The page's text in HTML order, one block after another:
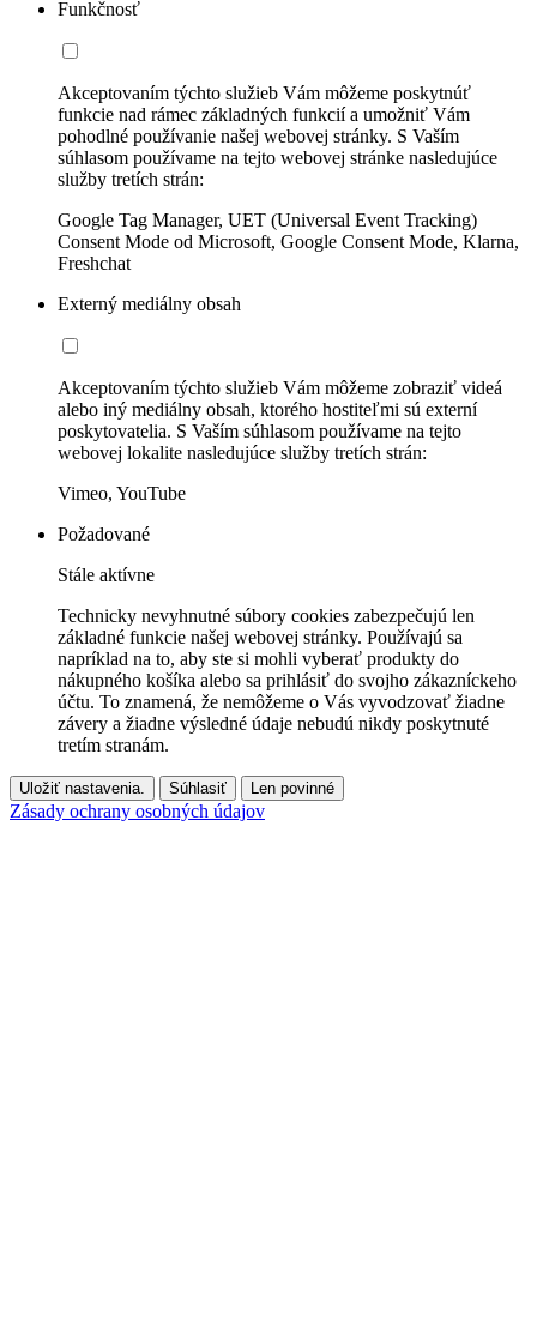
Funkčnosť
Akceptovaním týchto služieb Vám môžeme poskytnúť
funkcie nad rámec základných funkcií a umožniť Vám
pohodlné používanie našej webovej stránky. S Vaším
súhlasom používame na tejto webovej stránke nasledujúce
služby tretích strán:
Google Tag Manager, UET (Universal Event Tracking)
Consent Mode od Microsoft, Google Consent Mode, Klarna,
Freshchat
Externý mediálny obsah
Akceptovaním týchto služieb Vám môžeme zobraziť videá
alebo iný mediálny obsah, ktorého hostiteľmi sú externí
poskytovatelia. S Vaším súhlasom používame na tejto
webovej lokalite nasledujúce služby tretích strán:
Vimeo, YouTube
Požadované
Stále aktívne
Technicky nevyhnutné súbory cookies zabezpečujú len
základné funkcie našej webovej stránky. Používajú sa
napríklad na to, aby ste si mohli vyberať produkty do
nákupného košíka alebo sa prihlásiť do svojho zákazníckeho
účtu. To znamená, že nemôžeme o Vás vyvodzovať žiadne
závery a žiadne výsledné údaje nebudú nikdy poskytnuté
tretím stranám.
Uložiť nastavenia. Súhlasiť Len povinné
Zásady ochrany osobných údajov